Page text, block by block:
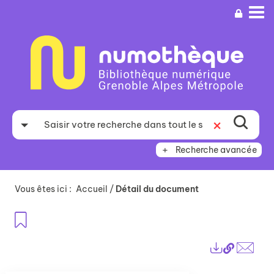
recherche
Recherche avancée
Vous êtes ici : Accueil / Détail du document
Lien